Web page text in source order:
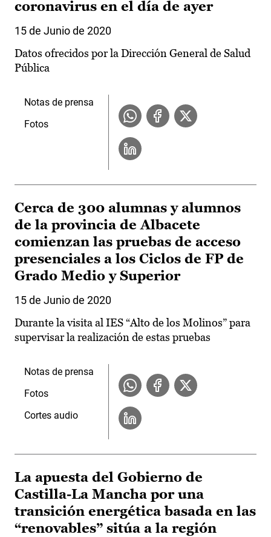
coronavirus en el día de ayer
15 de Junio de 2020
Datos ofrecidos por la Dirección General de Salud
Pública
Notas de prensa
Fotos
Cerca de 300 alumnas y alumnos
de la provincia de Albacete
comienzan las pruebas de acceso
presenciales a los Ciclos de FP de
Grado Medio y Superior
15 de Junio de 2020
Durante la visita al IES “Alto de los Molinos” para
supervisar la realización de estas pruebas
Notas de prensa
Fotos
Cortes audio
La apuesta del Gobierno de
Castilla-La Mancha por una
transición energética basada en las
“renovables” sitúa a la región